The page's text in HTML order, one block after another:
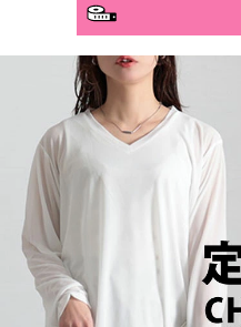
分かりやす